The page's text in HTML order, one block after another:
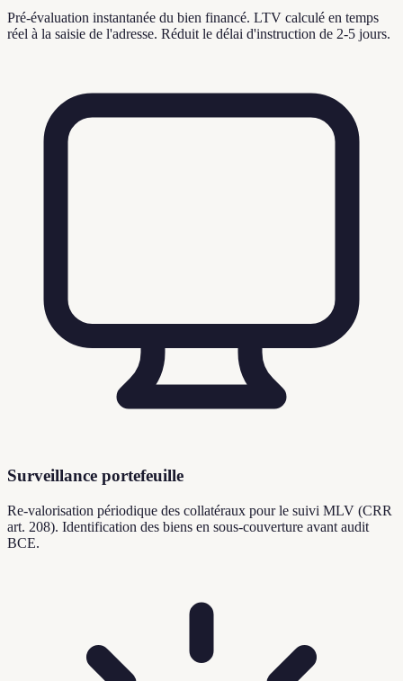
Pré-évaluation instantanée du bien financé. LTV calculé en temps
réel à la saisie de l'adresse. Réduit le délai d'instruction de 2-5 jours.
Surveillance portefeuille
Re-valorisation périodique des collatéraux pour le suivi MLV (CRR
art. 208). Identification des biens en sous-couverture avant audit
BCE.